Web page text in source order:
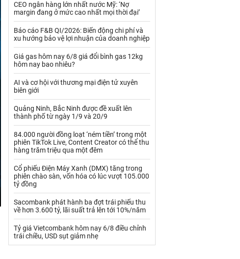
Kim loại khác Mắc ca
Muối Ngũ cốc
Nhựa - Hạt nhựa
Palladium Phân bón
Rau - Củ -Quả
Sữa
Than Thức ăn chăn nuôi
Thủy hải sản khác Tôm
Vàng
VLXD khác Xăng dầu
Xi măng - Clynker
CEO ngân hàng lớn nhất nước Mỹ: ‘Nợ
margin đang ở mức cao nhất mọi thời đại’
Báo cáo F&B QI/2026: Biến động chi phí và
xu hướng bảo vệ lợi nhuận của doanh nghiệp
Giá gas hôm nay 6/8 giá đổi bình gas 12kg
hôm nay bao nhiêu?
AI và cơ hội với thương mại điện tử xuyên
biên giới
Quảng Ninh, Bắc Ninh được đề xuất lên
thành phố từ ngày 1/9 và 20/9
84.000 người đồng loạt ‘ném tiền’ trong một
phiên TikTok Live, Content Creator có thể thu
hàng trăm triệu qua một đêm
Cổ phiếu Điện Máy Xanh (DMX) tăng trong
phiên chào sàn, vốn hóa có lúc vượt 105.000
tỷ đồng
Sacombank phát hành ba đợt trái phiếu thu
về hơn 3.600 tỷ, lãi suất trả lên tới 10%/năm
Tỷ giá Vietcombank hôm nay 6/8 điều chỉnh
trái chiều, USD sụt giảm nhẹ